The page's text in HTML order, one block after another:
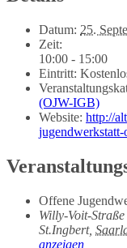
Datum: 25.
Zeit:
10:00 - 15:00
Eintritt:
(OJW-IGB)
Website: http://
Offene
Willy-Voit-Straße
St.Ingbert,
anzeigen